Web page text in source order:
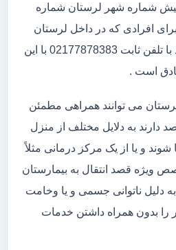
کردن پیش شماره شهر لرستان شماره
افرادی که در داخل لرستان
ساکن هستند و قصد دارند با تلفن ثابت 02177878383 با این
است .
می توانند همراهی مطمئن
دارند به دلایل مختلف از منزل
و یا از یک مرکز درمانی مثلاً
ویژه قصد انتقال به بیمارستان
به دلیل ناتوانی جسمی و یا وخامت
را بدون همراه داشتن خدمات